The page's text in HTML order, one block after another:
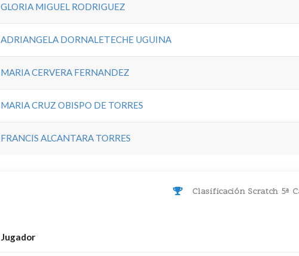
GLORIA MIGUEL RODRIGUEZ
ADRIANGELA DORNALETECHE UGUINA
MARIA CERVERA FERNANDEZ
MARIA CRUZ OBISPO DE TORRES
FRANCIS ALCANTARA TORRES
Clasificación Scratch 5ª
Jugador